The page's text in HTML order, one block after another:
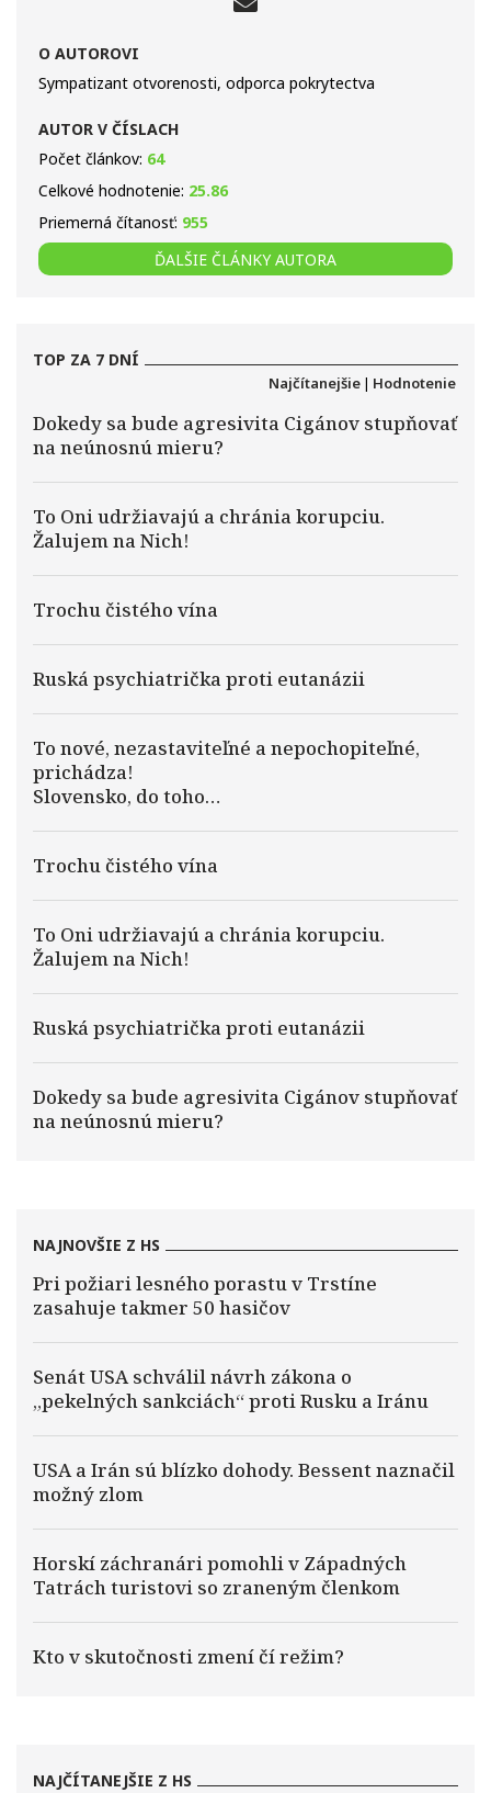
O AUTOROVI
Sympatizant otvorenosti, odporca pokrytectva
AUTOR V ČÍSLACH
Počet článkov: 64
Celkové hodnotenie: 25.86
Priemerná čítanosť: 955
ĎALŠIE ČLÁNKY AUTORA
TOP ZA 7 DNÍ
Najčítanejšie | Hodnotenie
Dokedy sa bude agresivita Cigánov stupňovať
na neúnosnú mieru?
To Oni udržiavajú a chránia korupciu.
Žalujem na Nich!
Trochu čistého vína
Ruská psychiatrička proti eutanázii
To nové, nezastaviteľné a nepochopiteľné,
prichádza!
Slovensko, do toho…
Trochu čistého vína
To Oni udržiavajú a chránia korupciu.
Žalujem na Nich!
Ruská psychiatrička proti eutanázii
Dokedy sa bude agresivita Cigánov stupňovať
na neúnosnú mieru?
NAJNOVŠIE Z HS
Pri požiari lesného porastu v Trstíne
zasahuje takmer 50 hasičov
Senát USA schválil návrh zákona o
„pekelných sankciách“ proti Rusku a Iránu
USA a Irán sú blízko dohody. Bessent naznačil
možný zlom
Horskí záchranári pomohli v Západných
Tatrách turistovi so zraneným členkom
Kto v skutočnosti zmení čí režim?
NAJČÍTANEJŠIE Z HS